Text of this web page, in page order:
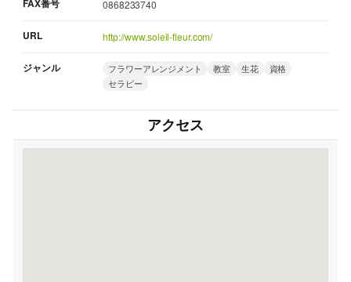
0868233740
URL http://www.soleil-fleur.com/
ジャンル フラワーアレンジメント 教室 生花
資格
セラピー
アクセス